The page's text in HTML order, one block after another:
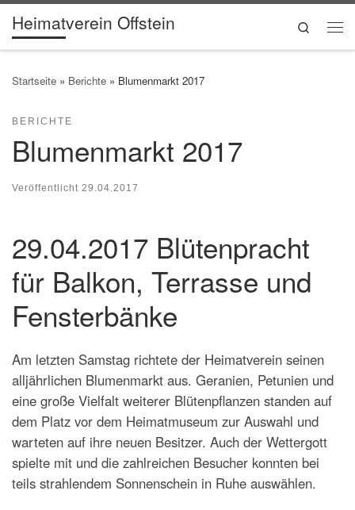
Zum Inhalt springen
Heimatverein Offstein
Search
Startseite » Berichte » Blumenmarkt 2017
BERICHTE
Blumenmarkt 2017
Veröffentlicht 29.04.2017
29.04.2017 Blütenpracht
für Balkon, Terrasse und
Fensterbänke
Am letzten Samstag richtete der Heimatverein seinen
alljährlichen Blumenmarkt aus. Geranien, Petunien und
eine große Vielfalt weiterer Blütenpflanzen standen auf
dem Platz vor dem Heimatmuseum zur Auswahl und
warteten auf ihre neuen Besitzer. Auch der Wettergott
spielte mit und die zahlreichen Besucher konnten bei
teils strahlendem Sonnenschein in Ruhe auswählen.